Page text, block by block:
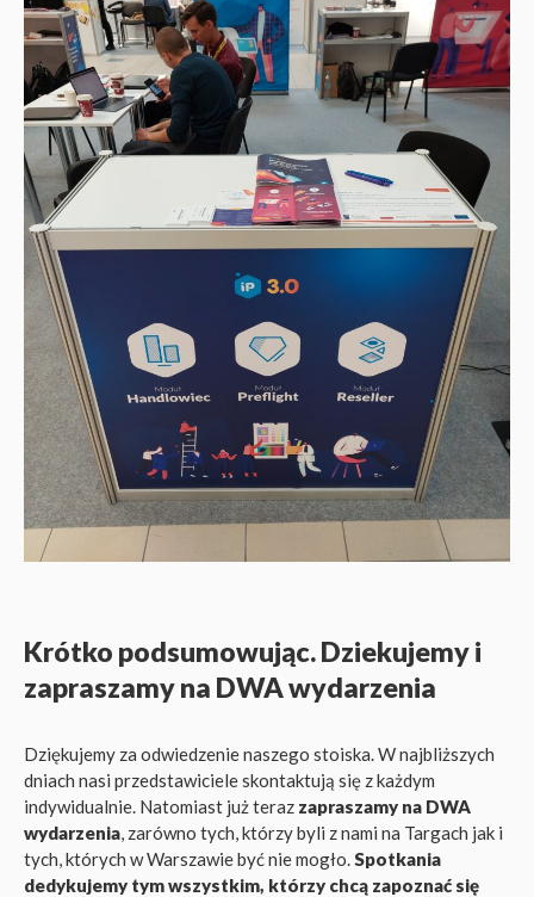
Krótko podsumowując. Dziekujemy i
zapraszamy na DWA wydarzenia
Dziękujemy za odwiedzenie naszego stoiska. W najbliższych
dniach nasi przedstawiciele skontaktują się z każdym
indywidualnie. Natomiast już teraz zapraszamy na DWA
wydarzenia, zarówno tych, którzy byli z nami na Targach jak i
tych, których w Warszawie być nie mogło.Spotkania
dedykujemy tym wszystkim, którzy chcą zapoznać się